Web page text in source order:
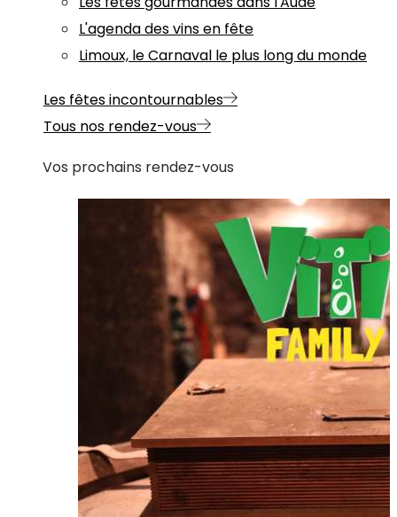
L'agenda des vins en fête
Limoux, le Carnaval le plus long du monde
Les fêtes incontournables
Tous nos rendez-vous
Vos prochains rendez-vous